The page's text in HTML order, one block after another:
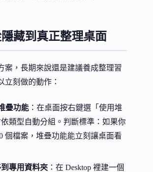
藏到真正整理桌面
案，長期來說還是建議養成整理習
立刻做的動作：
疊功能 ：在桌面按右鍵選「使用堆
類型自動分組。判斷標準：如果你
個檔案，堆疊功能能立刻讓桌面看
專用資料夾 ：在 Desktop 裡建一個